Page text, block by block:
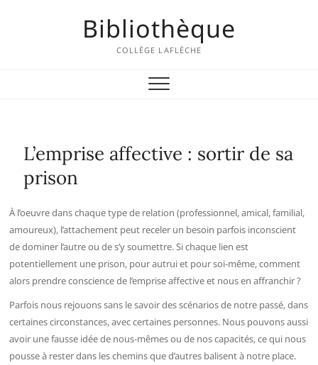
Bibliothèque
COLLÈGE LAFLÈCHE
L’emprise affective : sortir de sa
prison
À l’oeuvre dans chaque type de relation (professionnel, amical, familial,
amoureux), l’attachement peut receler un besoin parfois inconscient
de dominer l’autre ou de s’y soumettre. Si chaque lien est
potentiellement une prison, pour autrui et pour soi-même, comment
alors prendre conscience de l’emprise affective et nous en affranchir ?
Parfois nous rejouons sans le savoir des scénarios de notre passé, dans
certaines circonstances, avec certaines personnes. Nous pouvons aussi
avoir une fausse idée de nous-mêmes ou de nos capacités, ce qui nous
pousse à rester dans les chemins que d’autres balisent à notre place.